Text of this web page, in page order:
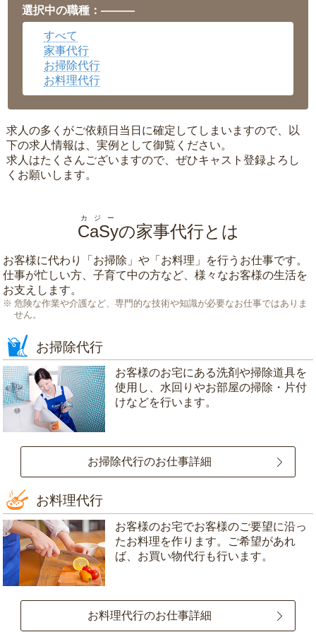
岡山県▼
広島県▼
沖縄県
選択中の職種：———
すべて
家事代行
お掃除代行
お料理代行
求人の多くがご依頼日当日に確定してしまいますので、以
下の求人情報は、実例として御覧ください。
求人はたくさんございますので、ぜひキャスト登録よろし
くお願いします。
CaSy
カジー
の家事代行とは
お客様に代わり「 お掃除 」や「 お料理 」を行うお仕事です。
仕事が忙しい方、子育て中の方など、様々なお客様の生活を
お支えします。
危険な作業や介護など、専門的な技術や知識が必要なお仕事ではありま
せん。
お掃除代行
お客様のお宅にある洗剤や掃除道具を
使用し、水回りやお部屋の掃除・片付
けなどを行います。
お掃除代行のお仕事詳細
お料理代行
お客様のお宅でお客様のご要望に沿っ
たお料理を作ります。ご希望があれ
ば、お買い物代行も行います。
お料理代行のお仕事詳細